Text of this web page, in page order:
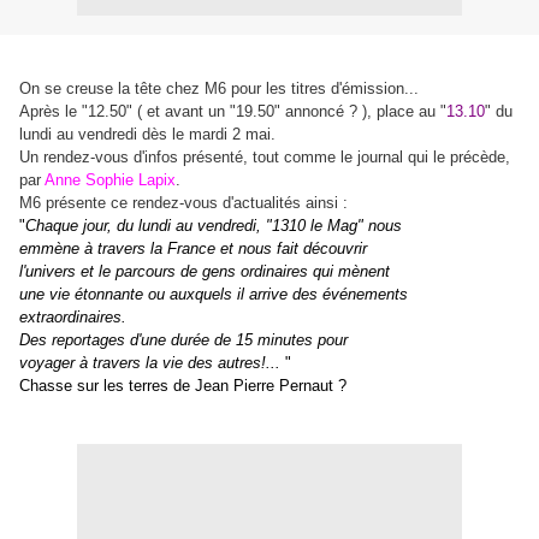
On se creuse la tête chez M6 pour les titres d'émission...
Après le "12.50" ( et avant un "19.50" annoncé ? ), place au "13.10" du
lundi au vendredi dès le mardi 2 mai.
Un rendez-vous d'infos présenté, tout comme le journal qui le précède,
par Anne Sophie Lapix.
M6 présente ce rendez-vous d'actualités ainsi :
"Chaque jour, du lundi au vendredi, "1310 le Mag" nous
emmène à travers la France et nous fait découvrir
l'univers et le parcours de gens ordinaires qui mènent
une vie étonnante ou auxquels il arrive des événements
extraordinaires.
Des reportages d'une durée de 15 minutes pour
voyager à travers la vie des autres!... "
Chasse sur les terres de Jean Pierre Pernaut ?